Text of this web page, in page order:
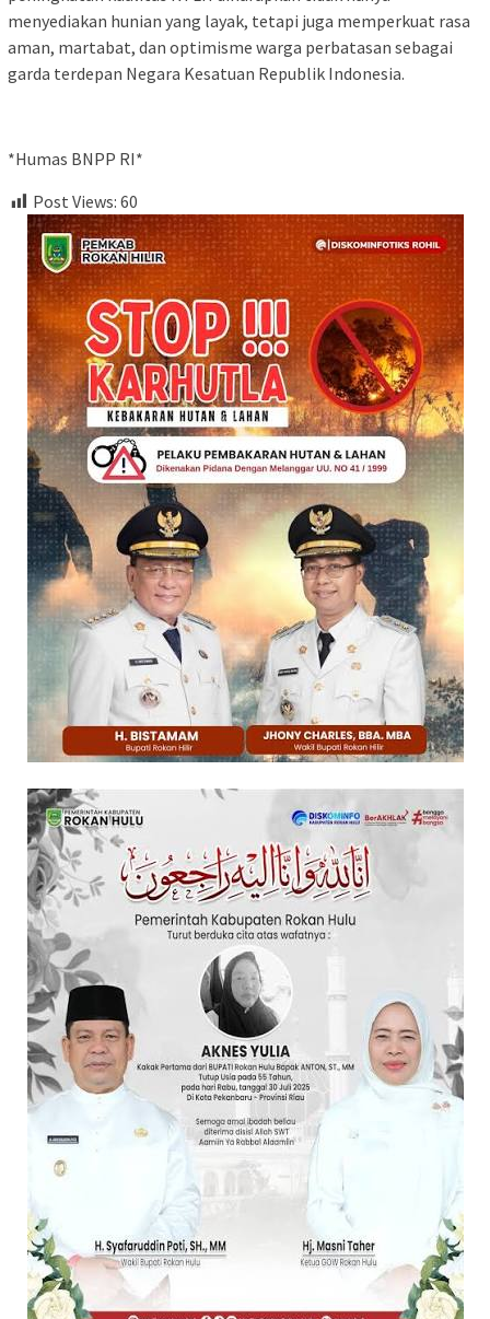
menyediakan hunian yang layak, tetapi juga memperkuat rasa
aman, martabat, dan optimisme warga perbatasan sebagai
garda terdepan Negara Kesatuan Republik Indonesia.
*Humas BNPP RI*
Post Views: 60